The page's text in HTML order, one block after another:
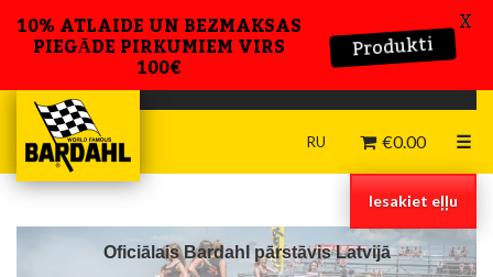
RU
Iesakiet eļļu
€0.00 ☰
Oficiālais Bardahl pārstāvis Latvijā
10% ATLAIDE UN BEZMAKSAS
PIEGĀDE PIRKUMIEM VIRS
100€
Produkti
X